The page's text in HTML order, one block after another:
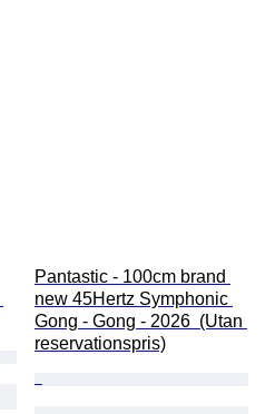
Pantastic - 100cm brand
new 45Hertz Symphonic
Gong - Gong - 2026  (Utan
reservationspris)